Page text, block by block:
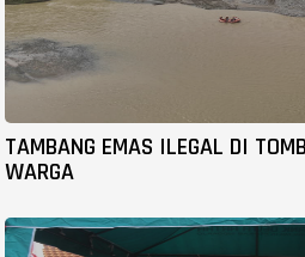
TAMBANG EMAS ILEGAL DI
WARGA